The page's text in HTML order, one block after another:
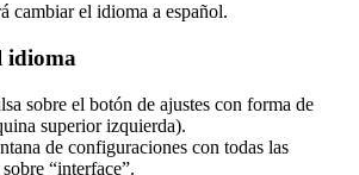
cambiar el idioma a español.
idioma
sobre el botón de ajustes con forma de
superior izquierda).
de configuraciones con todas las
“interface”.